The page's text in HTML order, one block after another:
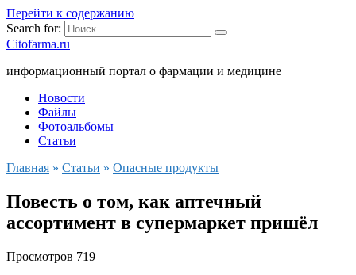
Перейти к содержанию
Search for:
Citofarma.ru
информационный портал о фармации и медицине
Новости
Файлы
Фотоальбомы
Статьи
Главная » Статьи » Опасные продукты
Повесть о том, как аптечный
ассортимент в супермаркет пришёл
Просмотров 719